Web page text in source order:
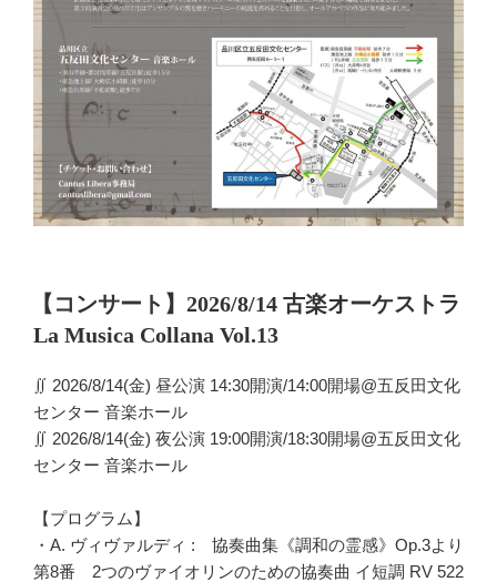
日:
【コンサート】2026/8/14 古楽オーケストラ
La Musica Collana Vol.13
∬ 2026/8/14(金) 昼公演 14:30開演/14:00開場@五反田文化
センター 音楽ホール
∬ 2026/8/14(金) 夜公演 19:00開演/18:30開場@五反田文化
センター 音楽ホール
【プログラム】
・A. ヴィヴァルディ : 協奏曲集《調和の霊感》Op.3より
第8番 2つのヴァイオリンのための協奏曲 イ短調 RV 522